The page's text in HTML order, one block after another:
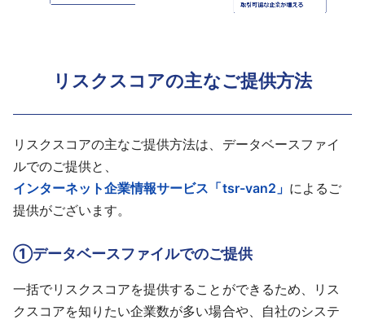
リスクスコアの主なご提供方法
リスクスコアの主なご提供方法は、データベースファイ
ルでのご提供と、
インターネット企業情報サービス「tsr-van2」 によるご
提供がございます。
①データベースファイルでのご提供
一括でリスクスコアを提供することができるため、リス
クスコアを知りたい企業数が多い場合や、自社のシステ